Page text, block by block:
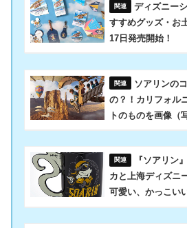
ディズニー
すすめグッズ・お
17日発売開始！
ソアリンの
の？！カリフォル
トのものを画像（
『ソアリン
カと上海ディズニ
可愛い、かっこい